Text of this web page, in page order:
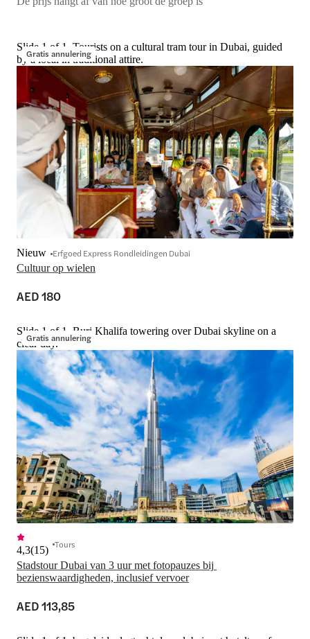
Gratis annulering
Slide 1 of 1, Tourists on a cultural tram tour in Dubai, guided
by a local in traditional attire.
Cultuur op wielen
Nieuw Erfgoed Express Rondleidingen Dubai
AED 180
Gratis annulering
Slide 1 of 1, Burj Khalifa towering over Dubai skyline on a
clear day.
Stadstour Dubai van 3 uur met fotopauzes bij
bezienswaardigheden, inclusief vervoer
4,3(15) Tours
AED 113,85